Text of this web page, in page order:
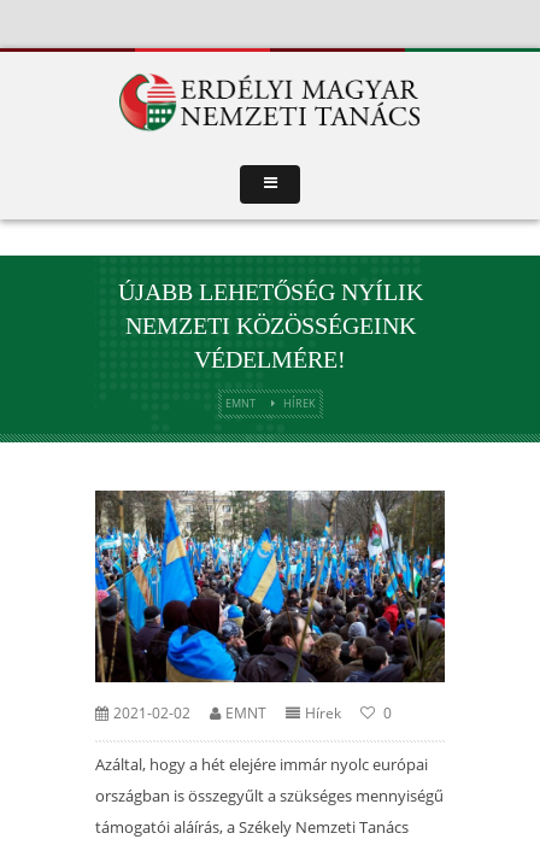
ÚJABB LEHETŐSÉG NYÍLIK
NEMZETI KÖZÖSSÉGEINK
VÉDELMÉRE!
EMNT HÍREK
2021-02-02 EMNT Hírek 0
Azáltal, hogy a hét elejére immár nyolc európai
országban is összegyűlt a szükséges mennyiségű
támogatói aláírás, a Székely Nemzeti Tanács